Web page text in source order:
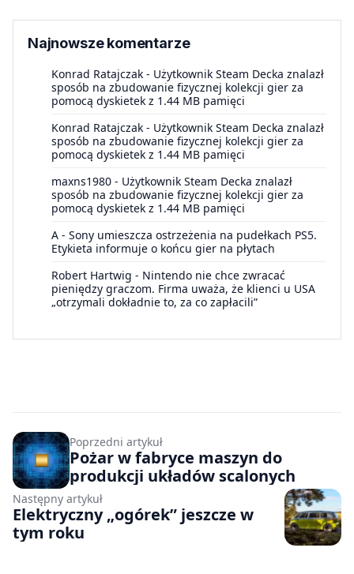
Najnowsze komentarze
Konrad Ratajczak - Użytkownik Steam Decka znalazł
sposób na zbudowanie fizycznej kolekcji gier za
pomocą dyskietek z 1.44 MB pamięci
Konrad Ratajczak - Użytkownik Steam Decka znalazł
sposób na zbudowanie fizycznej kolekcji gier za
pomocą dyskietek z 1.44 MB pamięci
maxns1980 - Użytkownik Steam Decka znalazł
sposób na zbudowanie fizycznej kolekcji gier za
pomocą dyskietek z 1.44 MB pamięci
A - Sony umieszcza ostrzeżenia na pudełkach PS5.
Etykieta informuje o końcu gier na płytach
Robert Hartwig - Nintendo nie chce zwracać
pieniędzy graczom. Firma uważa, że klienci u USA
„otrzymali dokładnie to, za co zapłacili”
Poprzedni artykuł
Pożar w fabryce maszyn do
produkcji układów scalonych
Następny artykuł
Elektryczny „ogórek” jeszcze w
tym roku